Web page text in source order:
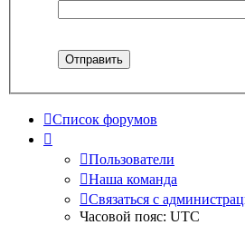
Список форумов
Пользователи
Наша команда
Связаться с
Часовой пояс: UTC